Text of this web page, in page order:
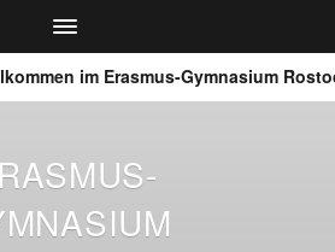
im Erasmus-Gymnasium Rostock